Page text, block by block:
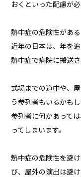
おくといった配慮が必
熱中症の危険性がある
近年の日本は、年を
熱中症で病院に搬送さ
式場までの道中や、
う参列者もいるかもし
参列者に何かあって
ってしまいます。
熱中症の危険性を避
び、屋外の演出は避